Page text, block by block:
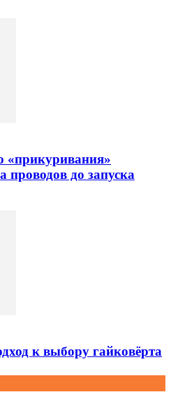
«прикуривания»
проводов до запуска
к выбору гайковёрта